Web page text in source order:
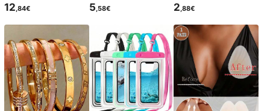
12 ,84€ 5 ,58€ 2 ,88€